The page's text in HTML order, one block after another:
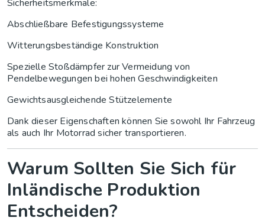
Sicherheitsmerkmale:
Abschließbare Befestigungssysteme
Witterungsbeständige Konstruktion
Spezielle Stoßdämpfer zur Vermeidung von
Pendelbewegungen bei hohen Geschwindigkeiten
Gewichtsausgleichende Stützelemente
Dank dieser Eigenschaften können Sie sowohl Ihr Fahrzeug
als auch Ihr Motorrad sicher transportieren.
Warum Sollten Sie Sich für
Inländische Produktion
Entscheiden?